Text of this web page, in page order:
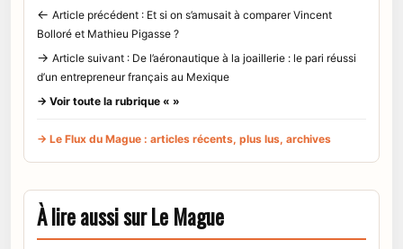
← Article précédent : Et si on s’amusait à comparer Vincent
Bolloré et Mathieu Pigasse ?
→ Article suivant : De l’aéronautique à la joaillerie : le pari réussi
d’un entrepreneur français au Mexique
→ Voir toute la rubrique « »
→ Le Flux du Mague : articles récents, plus lus, archives
À lire aussi sur Le Mague